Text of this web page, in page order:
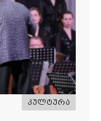
კულტურა